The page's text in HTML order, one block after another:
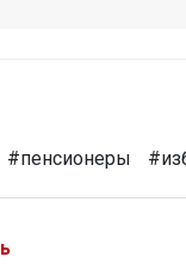
#пенсионеры